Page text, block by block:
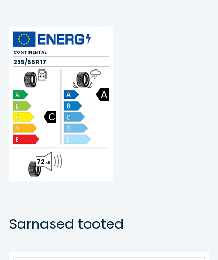
CONTINENTAL
235/55 R17
C
A
72dB
Sarnased tooted